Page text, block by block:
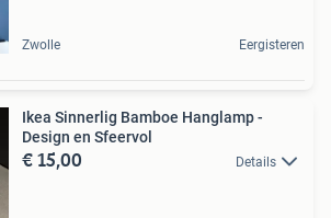
Zwolle Eergisteren
Ikea Sinnerlig Bamboe Hanglamp -
Design en Sfeervol
€ 15,00 Details